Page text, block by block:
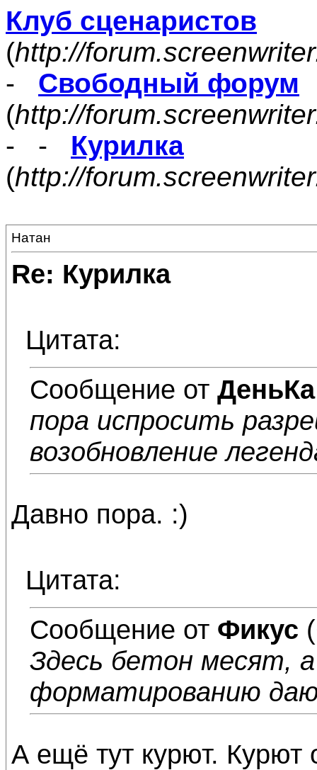
Клуб сценаристов
(http://
- Свободный форум
(http://
- - Курилка
(http://
Натан
Re: Курилка
Цитата:
Сообщение от ДеньКа
пора испросить
возобновление
Давно пора. :)
Цитата:
Сообщение от Фикус
Здесь бетон месят,
форматированию
А ещё тут курют. Курют